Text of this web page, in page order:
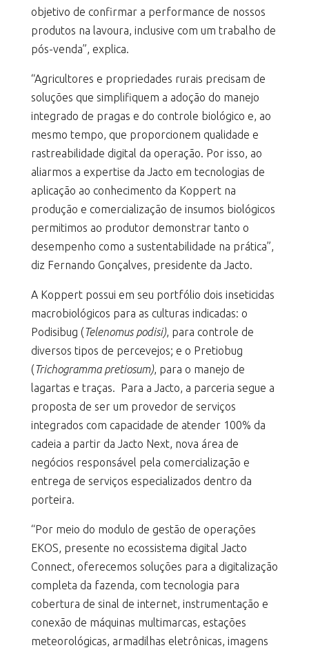
objetivo de confirmar a performance de nossos
produtos na lavoura, inclusive com um trabalho de
pós-venda”, explica.
“Agricultores e propriedades rurais precisam de
soluções que simplifiquem a adoção do manejo
integrado de pragas e do controle biológico e, ao
mesmo tempo, que proporcionem qualidade e
rastreabilidade digital da operação. Por isso, ao
aliarmos a expertise da Jacto em tecnologias de
aplicação ao conhecimento da Koppert na
produção e comercialização de insumos biológicos
permitimos ao produtor demonstrar tanto o
desempenho como a sustentabilidade na prática”,
diz Fernando Gonçalves, presidente da Jacto.
A Koppert possui em seu portfólio dois inseticidas
macrobiológicos para as culturas indicadas: o
Podisibug (Telenomus podisi), para controle de
diversos tipos de percevejos; e o Pretiobug
(Trichogramma pretiosum), para o manejo de
lagartas e traças. Para a Jacto, a parceria segue a
proposta de ser um provedor de serviços
integrados com capacidade de atender 100% da
cadeia a partir da Jacto Next, nova área de
negócios responsável pela comercialização e
entrega de serviços especializados dentro da
porteira.
“Por meio do modulo de gestão de operações
EKOS, presente no ecossistema digital Jacto
Connect, oferecemos soluções para a digitalização
completa da fazenda, com tecnologia para
cobertura de sinal de internet, instrumentação e
conexão de máquinas multimarcas, estações
meteorológicas, armadilhas eletrônicas, imagens